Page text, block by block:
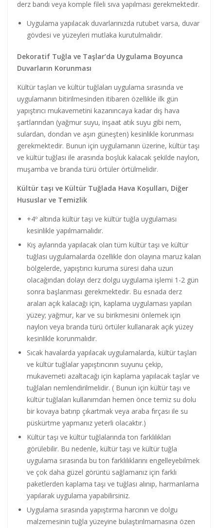
derz bandı veya komple fileli sıva yapılması gerekmektedir.
Uygulama yapılacak duvarlarınızda rutubet varsa, duvar
gövdesi ve yüzeyleri mutlaka kurutulmalıdır.
Dekoratif Tuğla ve Taşlar’da Uygulama Boyunca
Duvarların Korunması
Kültür taşları ve kültür tuğlaları uygulama sırasında ve
uygulamanın bitirilmesinden itibaren özellikle ilk gün
yapıştırıcı mukavemetini kazanıncaya kadar dış hava
şartlarından (yağmur suyu, inşaat atık suyu gibi nem,
sulardan, dondan ve aşırı güneşten) kesinlikle korunması
gerekmektedir. Bunun için uygulamanın üzerine, kültür taşı
ve kültür tuğlası ile arasında boşluk kalacak şekilde naylon,
muşamba ve branda türü örtüler örtülmelidir.
Kültür taşı ve Kültür Tuğlada Hava Koşulları, Diğer
Hususlar ve Temizlik
+4º altında kültür taşı ve kültür tuğla uygulaması
kesinlikle yapılmamalıdır.
Kış aylarında yapılacak olan tüm kültür taşı ve kültür
tuğlası uygulamalarda özellikle don olayına maruz kalan
bölgelerde, yapıştırıcı kuruma süresi daha uzun
olacağından dolayı derz dolgu uygulama işlemi 1-2 gün
sonra başlanması gerekmektedir. Bu esnada derz
araları açık kalacağı için, kaplama uygulaması yapılan
yüzey; yağmur, kar ve su birikmesini önlemek için
naylon veya branda türü örtüler kullanarak açık yüzey
kesinlikle korunmalıdır.
Sıcak havalarda yapılacak uygulamalarda, kültür taşları
ve kültür tuğlalar yapıştırıcının suyunu çekip,
mukavemeti azaltacağı için kaplama yapılacak taşlar ve
tuğlaları nemlendirilmelidir. ( Bunun için kültür taşı ve
kültür tuğlaları kullanımdan hemen önce temiz su dolu
bir kovaya batırıp çıkartmak veya araba fırçası ile su
püskürtme yapmanız yeterli olacaktır.)
Kültür taşı ve kültür tuğlalarında ton farklılıkları
görülebilir. Bu nedenle, kültür taşı ve kültür tuğla
uygulama sırasında bu ton farklılıklarını engelleyebilmek
ve çok daha güzel görüntü sağlamanız için farklı
paketlerden kaplama taşı ve tuğlası alınıp, harmanlama
yapılarak uygulama yapabilirsiniz.
Uygulama sırasında yapıştırma harcının ve dolgu
malzemesinin tuğla yüzeyine bulaştırılmamasına özen